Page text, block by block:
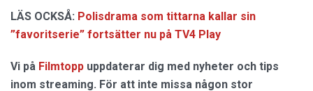
LÄS OCKSÅ: Polisdrama som tittarna kallar sin
”favoritserie” fortsätter nu på TV4 Play
Vi på Filmtopp uppdaterar dig med nyheter och tips
inom streaming. För att inte missa någon stor